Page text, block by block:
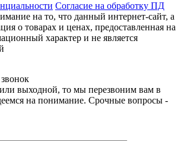
Согласие на обработку ПД
на то, что данный интернет-сайт, а
о товарах и ценах, предоставленная на
характер и не является
выходной, то мы перезвоним вам в
на понимание. Срочные вопросы -